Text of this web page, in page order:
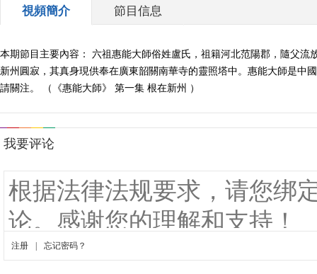
視頻簡介 節目信息
本期節目主要內容： 六祖惠能大師俗姓盧氏，祖籍河北范陽郡，隨父
新州圓寂，其真身現供奉在廣東韶關南華寺的靈照塔中。惠能大師是中
請關注。 （《惠能大師》 第一集 根在新州 ）